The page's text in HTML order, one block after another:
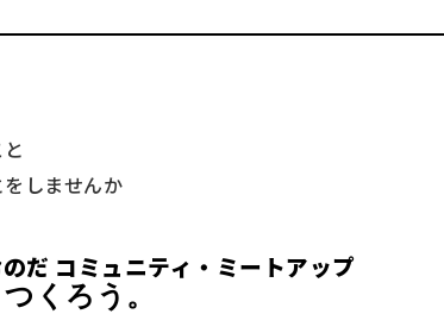
しませんか
だ コミュニティ・ミートアップ
くろう。